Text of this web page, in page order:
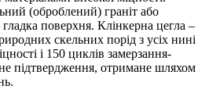
(оброблений) граніт або
поверхня. Клінкерна цегла –
скельних порід з усіх нині
і 150 циклів замерзання-
підтвердження, отримане шляхом